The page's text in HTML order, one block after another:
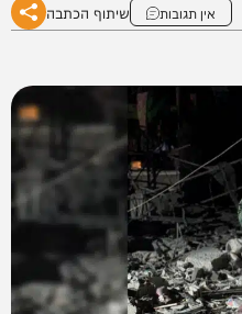
אין תגובות שיתוף הכתבה